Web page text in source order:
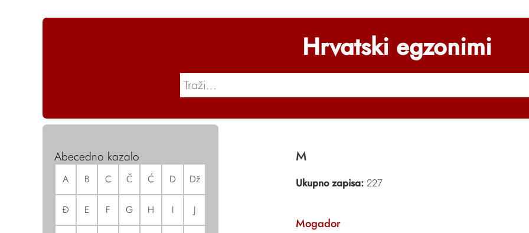
Hrvatski egzonimi
Abecedno kazalo
A B C Č Ć D Dž
Đ E F G H I J
M
Ukupno zapisa:227
Mogador